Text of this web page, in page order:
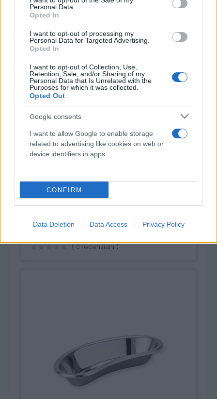
Personal Data.
Opted In
I want to opt-out of processing my
Personal Data for Targeted Advertising.
Opted In
I want to opt-out of Collection, Use,
Retention, Sale, and/or Sharing of my
Personal Data that Is Unrelated with the
Purposes for which it was collected.
Opted Out
Google consents
I want to allow Google to enable storage
related to advertising like cookies on web or
device identifiers in apps.
CONFIRM
Data Deletion Data Access Privacy Policy
Guanti sterili monouso in lattice senza
polvere misura - 6/7/8 - RAYS
Offrono aderenza eccellente e comfort,
( 0 recensioni )